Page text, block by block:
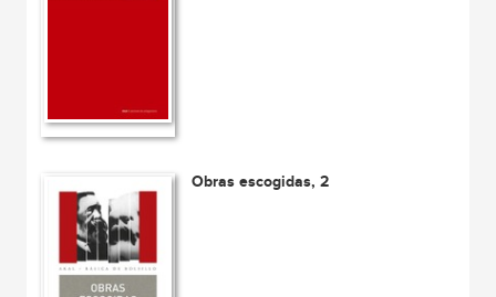
Obras escogidas, 2